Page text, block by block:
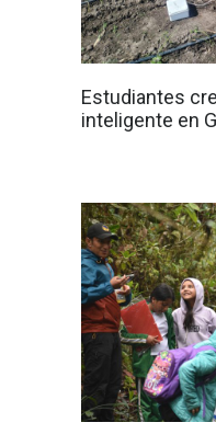
Estudiantes
inteligente en